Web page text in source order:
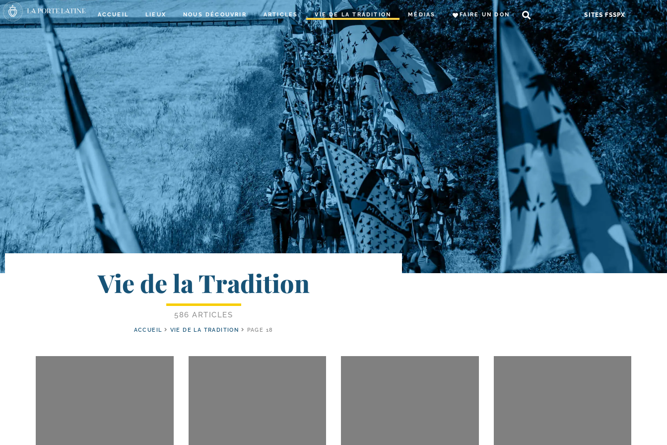
ACCUEIL LIEUX NOUS DÉCOUVRIR ARTICLES VIE DE LA TRADITION MÉDIAS FAIRE UN DON SITES FSSPX
Vie de la Tradition
586 ARTICLES
ACCUEIL VIE DE LA TRADITION PAGE 18